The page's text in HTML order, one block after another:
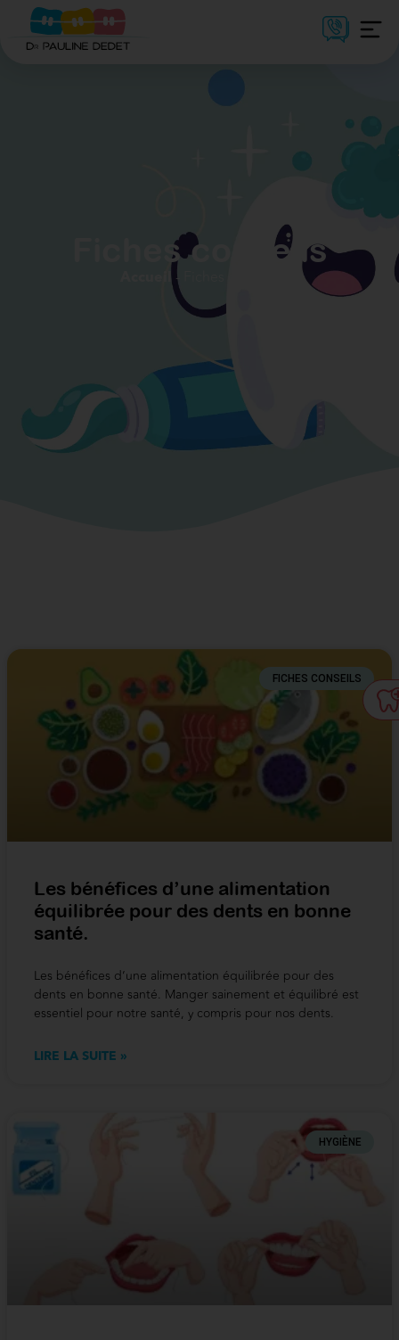
Fiches conseils
Accueil-
FICHES CONSEILS
Les bénéfices d’une alimentation
équilibrée pour des dents en bonne
santé.
Les bénéfices d’une alimentation équilibrée pour des
dents en bonne santé. Manger sainement et équilibré est
essentiel pour notre santé, y compris pour nos dents.
LIRE LA SUITE »
HYGIÈNE